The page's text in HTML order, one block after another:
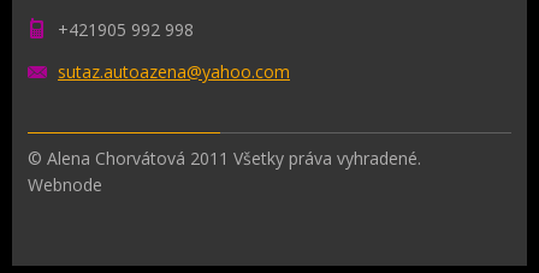
+421905 992 998
sutaz.autoazena@yahoo.com
© Alena Chorvátová 2011 Všetky práva vyhradené.
Webnode